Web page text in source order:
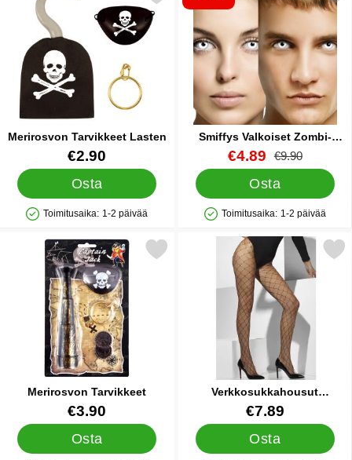
Merirosvon Tarvikkeet Lasten
Tuote.nro 24311
€2.90
Osta
Saatavuus: Varastossa
Toimitusaika: 1-2 päivää
Smiffys Valkoiset Zombi-
piilolinssit
Tuote.nro 9398uusi hinta
€4.89 vanha hinta
€9.90
Osta
Saatavuus: Varastossa
Toimitusaika: 1-2 päivää
Merirosvon Tarvikkeet
Tuote.nro 24309
€3.90
Osta
Merkitse merirosvon Tarvikkeet suosikiksi
Verkkosukkahousut
Timanttikuviolla
Tuote.nro 9699€7.89
Osta
Merkitse verkkosukkahousut